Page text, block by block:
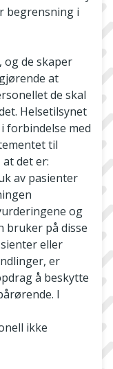
begrensning i
og de skaper
at
de skal
Helsetilsynet
forbindelse med
til
det er:
av pasienter
og
bruker på disse
eller
er
å beskytte
I
ikke